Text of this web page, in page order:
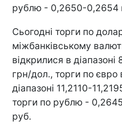
рублю - 0,2650-0,2654
Сьогодні торги по
міжбанківському
відкрилися в
грн/дол., торги по євро
діапазоні 11,2110-
торги по рублю -
руб.